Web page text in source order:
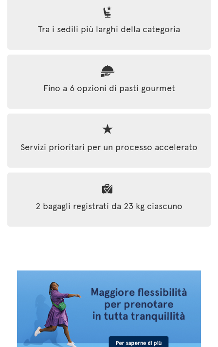
Tra i sedili più larghi della categoria
Fino a 6 opzioni di pasti gourmet
Servizi prioritari per un processo accelerato
2 bagagli registrati da 23 kg ciascuno